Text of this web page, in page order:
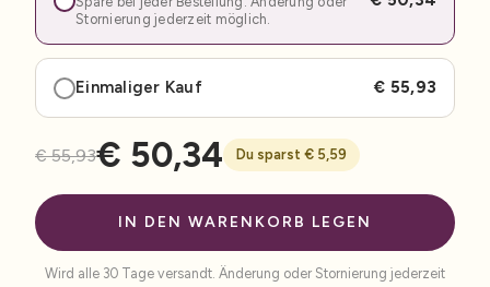
Stornierung jederzeit möglich.
Einmaliger Kauf € 55,93
€ 55,93€ 50,34 Du sparst € 5,59
IN DEN WARENKORB LEGEN
Wird alle 30 Tage versandt. Änderung oder Stornierung jederzeit